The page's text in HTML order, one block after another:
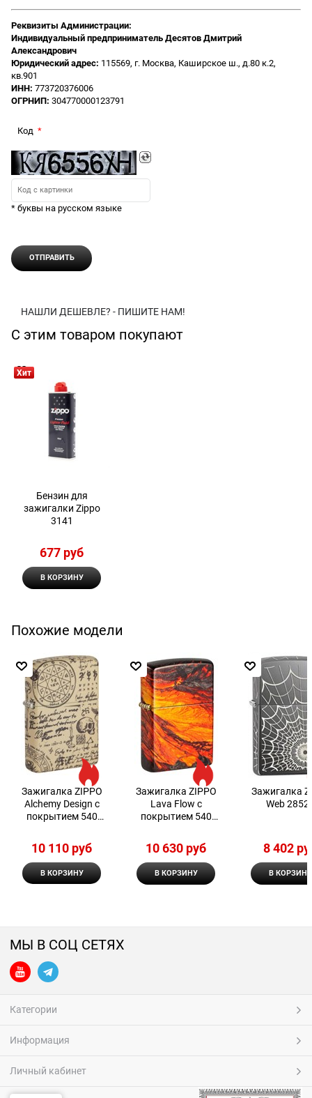
Реквизиты Администрации:
Индивидуальный предприниматель Десятов Дмитрий
Александрович
Юридический адрес: 115569, г. Москва, Каширское ш., д.80 к.2,
кв.901
ИНН: 773720376006
ОГРНИП: 304770000123791
Код
* буквы на русском языке
НАШЛИ ДЕШЕВЛЕ? - ПИШИТЕ НАМ!
С этим товаром покупают
Хит
Бензин для
зажигалки Zippo
3141
677 руб
В КОРЗИНУ
Похожие модели
Зажигалка ZIPPO
Alchemy Design с
покрытием 540
10 110 руб
В КОРЗИНУ
Зажигалка ZIPPO
Lava Flow с
покрытием 540
10 630 руб
В КОРЗИНУ
Зажигалка
Web
8 402
В КОРЗИНУ
МЫ В СОЦ СЕТЯХ
Категории
Информация
Личный кабинет